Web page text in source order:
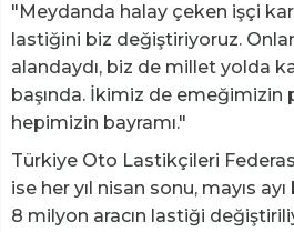
"Meydanda halay çeken işçi
lastiğini biz değiştiriyoruz.
alandaydı, biz de millet yolda
başında. İkimiz de emeğimizin
hepimizin bayramı."
Türkiye Oto Lastikçileri
ise her yıl nisan sonu, mayıs ayı
8 milyon aracın lastiği